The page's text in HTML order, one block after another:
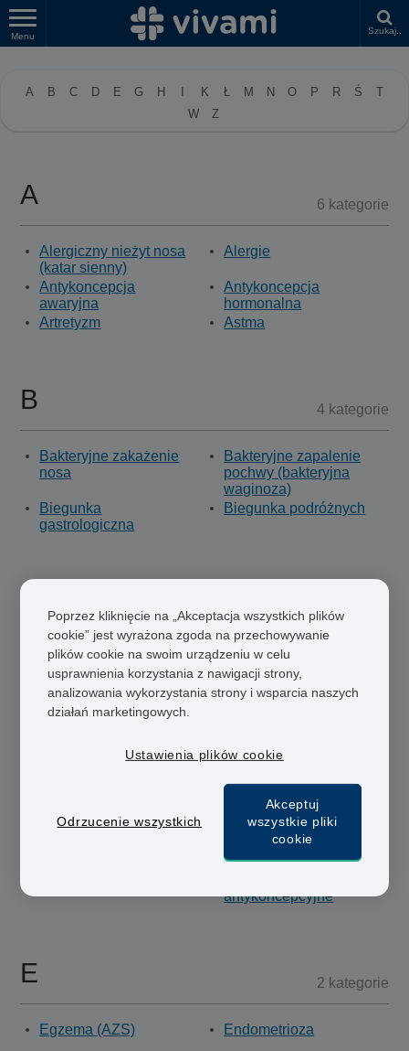
Menu
Szukaj..
A B C D E G H I K Ł M N O P R Ś
T
W
Z
A 6 kategorie
Alergiczny nieżyt nosa
(katar sienny)
Alergie
Antykoncepcja
awaryjna
Antykoncepcja
hormonalna
Artretyzm
Astma
B 4 kategorie
Bakteryjne zakażenie
nosa
Bakteryjne zapalenie
pochwy (bakteryjna
waginoza)
Biegunka
gastrologiczna
Biegunka podróżnych
C 5 kategorie
Chlamydia
Choroba lokomocyjna
Choroba Raynauda
Choroby przenoszone
drogą płciową
2 kategorie
Dwuskładnikowe
antykoncepcyjne
E 2 kategorie
Egzema (AZS) Endometrioza
Poprzez kliknięcie na „Akceptacja wszystkich plików
cookie” jest wyrażona zgoda na przechowywanie
plików cookie na swoim urządzeniu w celu
usprawnienia korzystania z nawigacji strony,
analizowania wykorzystania strony i wsparcia naszych
działań marketingowych.
Ustawienia plików cookie
Odrzucenie wszystkich
Akceptuj
wszystkie pliki
cookie